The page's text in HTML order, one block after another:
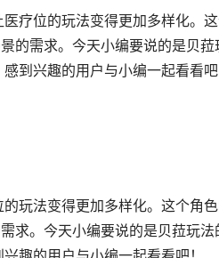
疗位的玩法变得更加多样化。
的需求。今天小编要说的是贝
到兴趣的用户与小编一起看看
玩法变得更加多样化。这个角
求。今天小编要说的是贝菈玩